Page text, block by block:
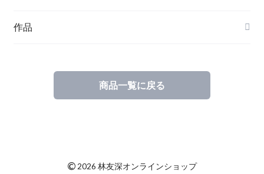
作品
商品一覧に戻る
©2026 林友深オンラインショップ